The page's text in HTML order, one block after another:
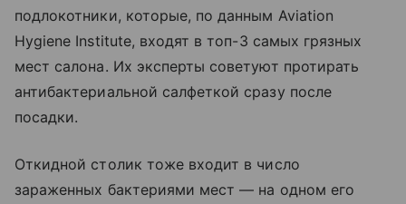
подлокотники, которые, по данным Aviation
Hygiene Institute, входят в топ-3 самых грязных
мест салона. Их эксперты советуют протирать
антибактериальной салфеткой сразу после
посадки.
Откидной столик тоже входит в число
зараженных бактериями мест — на одном его